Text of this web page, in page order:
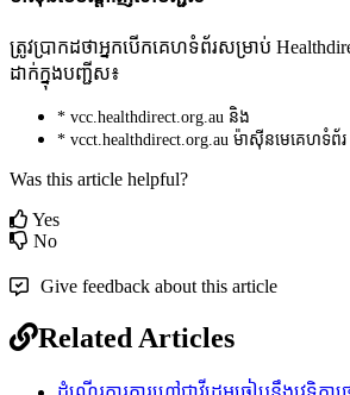
តវបកដថអកបកគហទពរសមប
ដកកងបញស៖
* vcc healthdirect org au នង
* vcct healthdirect org au មសនមគហទពរ
Was this article helpful?
Yes
No
Give feedback about this article
Related Articles